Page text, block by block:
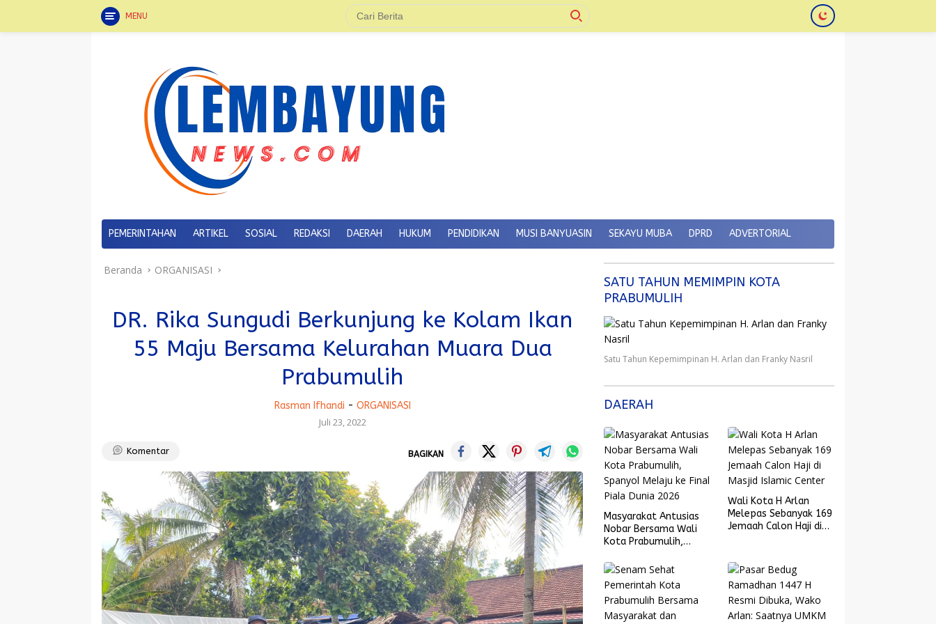
MENU
PEMERINTAHAN ARTIKEL SOSIAL REDAKSI DAERAH HUKUM PENDIDIKAN MUSI BANYUASIN SEKAYU MUBA DPRD ADVERTORIAL
Beranda ORGANISASI
DR. Rika Sungudi Berkunjung ke Kolam Ikan
55 Maju Bersama Kelurahan Muara Dua
Prabumulih
Rasman Ifhandi - ORGANISASI
Juli 23, 2022
Komentar BAGIKAN
SATU TAHUN MEMIMPIN KOTA
PRABUMULIH
Satu Tahun Kepemimpinan H. Arlan dan Franky Nasril
DAERAH
Masyarakat Antusias
Nobar Bersama Wali
Kota Prabumulih,
Final Piala Dunia 2026
Wali Kota H Arlan
Melepas Sebanyak 169
Jemaah Calon Haji di